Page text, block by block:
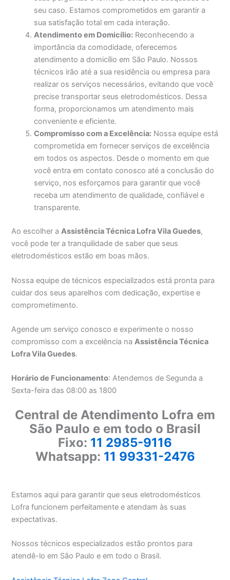
seu caso. Estamos comprometidos em garantir a
sua satisfação total em cada interação.
Atendimento em Domicílio: Reconhecendo a
importância da comodidade, oferecemos
atendimento a domicílio em São Paulo. Nossos
técnicos irão até a sua residência ou empresa para
realizar os serviços necessários, evitando que você
precise transportar seus eletrodomésticos. Dessa
forma, proporcionamos um atendimento mais
conveniente e eficiente.
Compromisso com a Excelência: Nossa equipe está
comprometida em fornecer serviços de excelência
em todos os aspectos. Desde o momento em que
você entra em contato conosco até a conclusão do
serviço, nos esforçamos para garantir que você
receba um atendimento de qualidade, confiável e
transparente.
Ao escolher aAssistência Técnica Lofra Vila Guedes,
você pode ter a tranquilidade de saber que seus
eletrodomésticos estão em boas mãos.
Nossa equipe de técnicos especializados está pronta para
cuidar dos seus aparelhos com dedicação, expertise e
comprometimento.
Agende um serviço conosco e experimente o nosso
compromisso com a excelência naAssistência Técnica
Lofra Vila Guedes.
Horário de Funcionamento: Atendemos de Segunda a
Sexta-feira das 08:00 as 1800
Central de Atendimento Lofra em
São Paulo e em todo o Brasil
Fixo: 11 2985-9116
Whatsapp: 11 99331-2476
Estamos aqui para garantir que seus eletrodomésticos
Lofra funcionem perfeitamente e atendam às suas
expectativas.
Nossos técnicos especializados estão prontos para
atendê-lo em São Paulo e em todo o Brasil.